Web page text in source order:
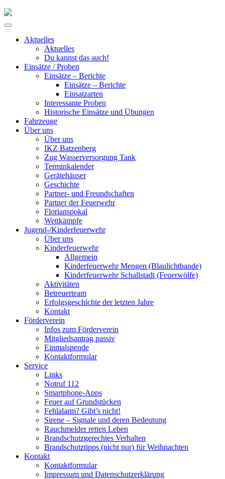
Skip
Primary
Aktuelles
Aktuelles
Du kannst das auch!
Einsätze / Proben
Einsätze – Berichte
Einsätze – Berichte
Einsatzarten
Interessante Proben
Historische Einsätze und Übungen
Fahrzeuge
Über uns
Über uns
IKZ Batzenberg
Zug Wasserversorgung Tank
Terminkalender
Gerätehäuser
Geschichte
Partner- und Freundschaften
Partner der Feuerwehr
Florianspokal
Wettkämpfe
Jugend-/Kinderfeuerwehr
Über uns
Kinderfeuerwehr
Allgemein
Kinderfeuerwehr Mengen (Blaulichtbande)
Kinderfeuerwehr Schallstadt (Feuerwölfe)
Aktivitäten
Betreuerteam
Erfolgsgeschichte der letzten Jahre
Kontakt
Förderverein
Infos zum Förderverein
Mitgliedsantrag passiv
Einmalspende
Kontaktformular
Service
Links
Notruf 112
Smartphone-Apps
Feuer auf Grundstücken
Fehlalarm? Gibt’s nicht!
Sirene – Signale und deren Bedeutung
Rauchmelder retten Leben
Brandschutzgerechtes Verhalten
Brandschutztipps (nicht nur) für Weihnachten
Kontakt
Kontaktformular
Impressum und Datenschutzerklärung